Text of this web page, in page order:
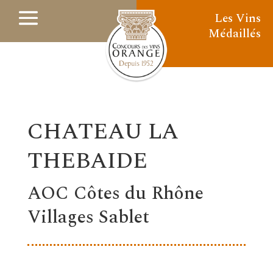
Les Vins
Médaillés
CHATEAU LA
THEBAIDE
AOC Côtes du Rhône
Villages Sablet